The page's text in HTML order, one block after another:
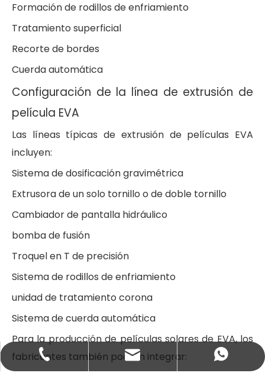
Formación de rodillos de enfriamiento
Tratamiento superficial
Recorte de bordes
Cuerda automática
Configuración de la línea de extrusión de
película EVA
Las líneas típicas de extrusión de películas EVA
incluyen:
Sistema de dosificación gravimétrica
Extrusora de un solo tornillo o de doble tornillo
Cambiador de pantalla hidráulico
bomba de fusión
Troquel en T de precisión
Sistema de rodillos de enfriamiento
unidad de tratamiento corona
Sistema de cuerda automática
Para la producción de películas solares de EVA, los
fabricantes también podrán integrar:
+86-137-7300-0606
salbl@jwell.cn
+8613773000606